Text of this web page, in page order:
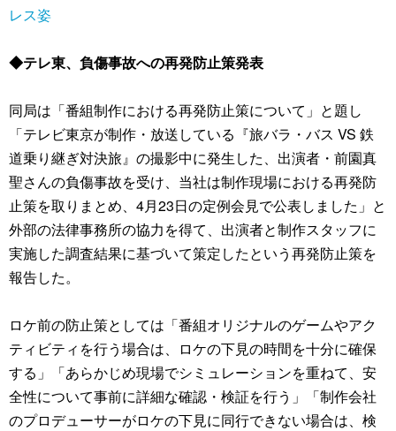
レス姿
◆テレ東、負傷事故への再発防止策発表
同局は「番組制作における再発防止策について」と題し
「テレビ東京が制作・放送している『旅バラ・バス VS 鉄
道乗り継ぎ対決旅』の撮影中に発生した、出演者・前園真
聖さんの負傷事故を受け、当社は制作現場における再発防
止策を取りまとめ、4月23日の定例会見で公表しました」と
外部の法律事務所の協力を得て、出演者と制作スタッフに
実施した調査結果に基づいて策定したという再発防止策を
報告した。
ロケ前の防止策としては「番組オリジナルのゲームやアク
ティビティを行う場合は、ロケの下見の時間を十分に確保
する」「あらかじめ現場でシミュレーションを重ねて、安
全性について事前に詳細な確認・検証を行う」「制作会社
のプロデューサーがロケの下見に同行できない場合は、検